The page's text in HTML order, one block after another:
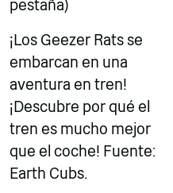
pestaña)
¡Los Geezer Rats se
embarcan en una
aventura en tren!
¡Descubre por qué el
tren es mucho mejor
que el coche! Fuente:
Earth Cubs.